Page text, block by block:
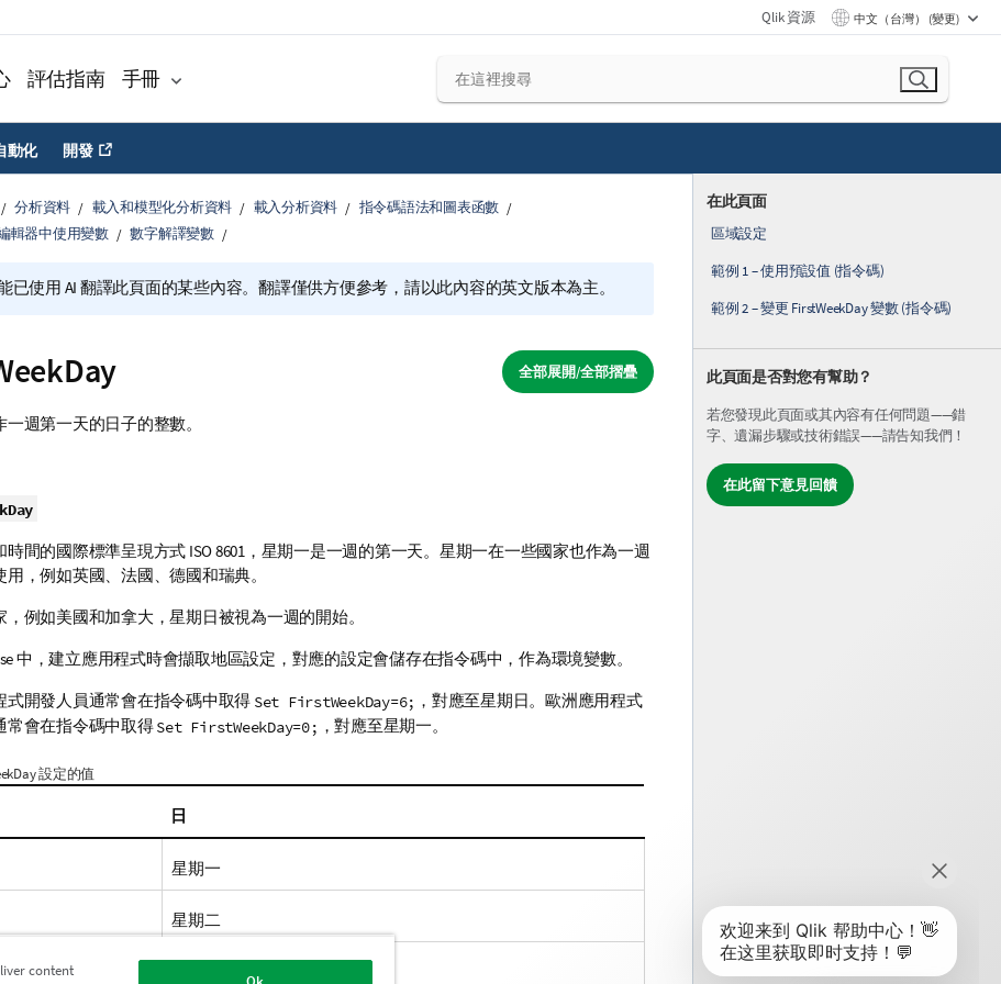
Qlik 資源 中文（台灣） (變更)
評估指南 手冊
動化 開發
在此頁面
區域設定
範例 1 – 使用預設值 (指令碼)
範例 2 – 變更 FirstWeekDay 變數 (指令碼)
此頁面是否對您有幫助？
若您發現此頁面或其內容有任何問題——錯
字、遺漏步驟或技術錯誤——請告知我們！
在此留下意見回饋
分析資料 載入和模型化分析資料 載入分析資料
指令碼語法和圖表函數
輯器中使用變數
數字解譯變數
已使用 AI 翻譯此頁面的某些內容。翻譯僅供方便參考，請以此內容的英文版本為主。
全部展開/全部摺疊
一週第一天的日子的整數。
時間的國際標準呈現方式 ISO 8601，星期一是一週的第一天。星期一在一些國家也作為一週
用，例如英國、法國、德國和瑞典。
，例如美國和加拿大，星期日被視為一週的開始。
中，建立應用程式時會擷取地區設定，對應的設定會儲存在指令碼中，作為環境變數。
式開發人員通常會在指令碼中取得 Set FirstWeekDay=6; ，對應至星期日。歐洲應用程式
常會在指令碼中取得Set FirstWeekDay=0; ，對應至星期一。
設定的值
日
星期一
星期二
content